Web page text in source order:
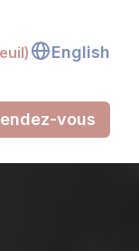
English
vous